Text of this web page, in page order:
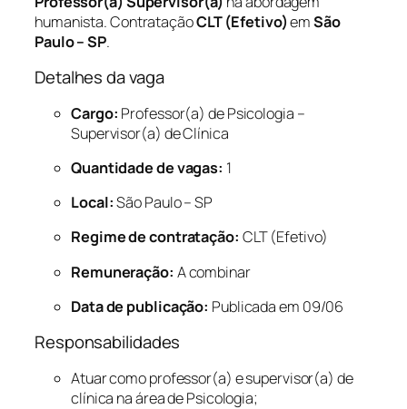
humanista. ContrataçãoCLT (Efetivo)emSão
Paulo – SP.
Detalhes da vaga
Cargo: Professor(a) de Psicologia –
Supervisor(a) de Clínica
Quantidade de vagas: 1
Local:São Paulo – SP
Regime de contratação: CLT (Efetivo)
Remuneração: A combinar
Data de publicação: Publicada em 09/06
Responsabilidades
Atuar como professor(a) e supervisor(a) de
clínica na área de Psicologia;